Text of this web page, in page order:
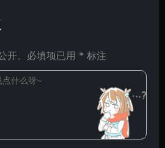
开。必填项已用 * 标注